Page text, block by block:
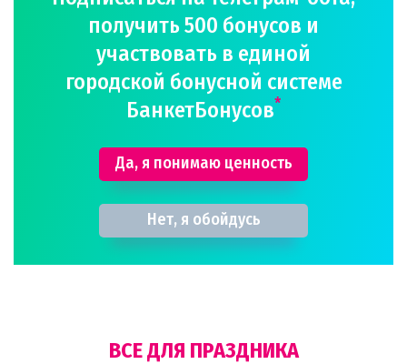
получить 500 бонусов и
участвовать в единой
городской бонусной системе
БанкетБонусов*
Да, я понимаю ценность
Нет, я обойдусь
ВСЕ ДЛЯ ПРАЗДНИКА